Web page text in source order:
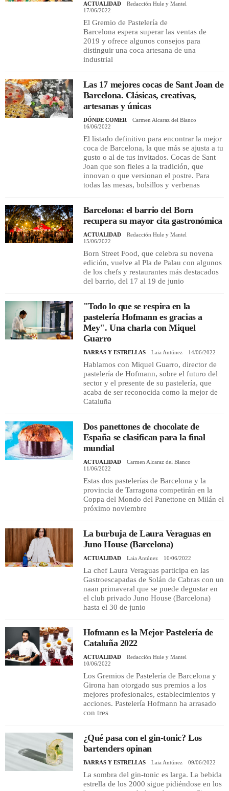
ACTUALIDAD
Redacción Hule y Mantel
17/06/2022
El Gremio de Pastelería de
Barcelona espera superar las ventas de
2019 y ofrece algunos consejos para
distinguir una coca artesana de una
industrial
Las 17 mejores cocas de Sant Joan de
Barcelona. Clásicas, creativas,
artesanas y únicas
DÓNDE COMER
Carmen Alcaraz del Blanco
16/06/2022
El listado definitivo para encontrar la mejor
coca de Barcelona, la que más se ajusta a tu
gusto o al de tus invitados. Cocas de Sant
Joan que son fieles a la tradición, que
innovan o que versionan el postre. Para
todas las mesas, bolsillos y verbenas
Barcelona: el barrio del Born
recupera su mayor cita gastronómica
ACTUALIDAD
Redacción Hule y Mantel
15/06/2022
Born Street Food, que celebra su novena
edición, vuelve al Pla de Palau con algunos
de los chefs y restaurantes más destacados
del barrio, del 17 al 19 de junio
"Todo lo que se respira en la
pastelería Hofmann es gracias a
Mey". Una charla con Miquel
Guarro
BARRAS Y ESTRELLAS Laia Antúnez 14/06/2022
Hablamos con Miquel Guarro, director de
pastelería de Hofmann, sobre el futuro del
sector y el presente de su pastelería, que
acaba de ser reconocida como la mejor de
Cataluña
Dos panettones de chocolate de
España se clasifican para la final
mundial
ACTUALIDAD
Carmen Alcaraz del Blanco
11/06/2022
Estas dos pastelerías de Barcelona y la
provincia de Tarragona competirán en la
Coppa del Mondo del Panettone en Milán el
próximo noviembre
La burbuja de Laura Veraguas en
Juno House (Barcelona)
ACTUALIDAD Laia Antúnez 10/06/2022
La chef Laura Veraguas participa en las
Gastroescapadas de Solán de Cabras con un
naan primaveral que se puede degustar en
el club privado Juno House (Barcelona)
hasta el 30 de junio
Hofmann es la Mejor Pastelería de
Cataluña 2022
ACTUALIDAD
Redacción Hule y Mantel
10/06/2022
Los Gremios de Pastelería de Barcelona y
Girona han otorgado sus premios a los
mejores profesionales, establecimientos y
acciones. Pastelería Hofmann ha arrasado
con tres
¿Qué pasa con el gin-tonic? Los
bartenders opinan
BARRAS Y ESTRELLAS Laia Antúnez 09/06/2022
La sombra del gin-tonic es larga. La bebida
estrella de los 2000 sigue pidiéndose en los